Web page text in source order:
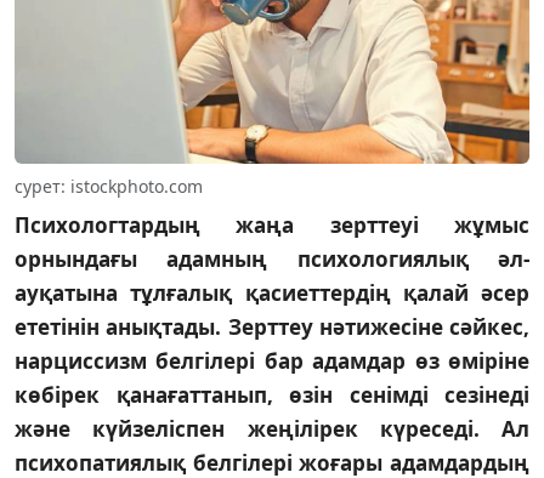
сурет: istockphoto.com
Психологтардың жаңа зерттеуі жұмыс
орнындағы адамның психологиялық әл-
ауқатына тұлғалық қасиеттердің қалай әсер
ететінін анықтады. Зерттеу нәтижесіне сәйкес,
нарциссизм белгілері бар адамдар өз өміріне
көбірек қанағаттанып, өзін сенімді сезінеді
және күйзеліспен жеңілірек күреседі. Ал
психопатиялық белгілері жоғары адамдардың